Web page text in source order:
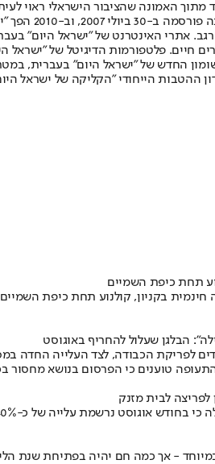
האמונה שהציבור הישראלי ראוי
תשלום.
חיים. פלטפורמות הדיגיטל של "ישראל
והיישומון החדש של "ישראל היום"
ההטבות הייחודי "הקליקה של ישראל
תחת כיפת השמיים
חינמית בקניון, קולנוע תחת כיפת
הבלגן שעלול להחריף באוגוסט
לפריקת הכבודה, לצד העלייה החדה
טוענים כי הפרסום בנושא מחסור
לפריצה לבית מזנק
במיוחד - אך כמה חם יהיה בפתיחת שנת